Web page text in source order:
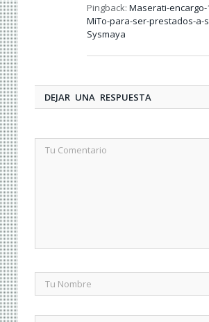
Pingback: Maserati-encargo-
MiTo-para-ser-prestados-a-
Sysmaya
DEJAR UNA RESPUESTA